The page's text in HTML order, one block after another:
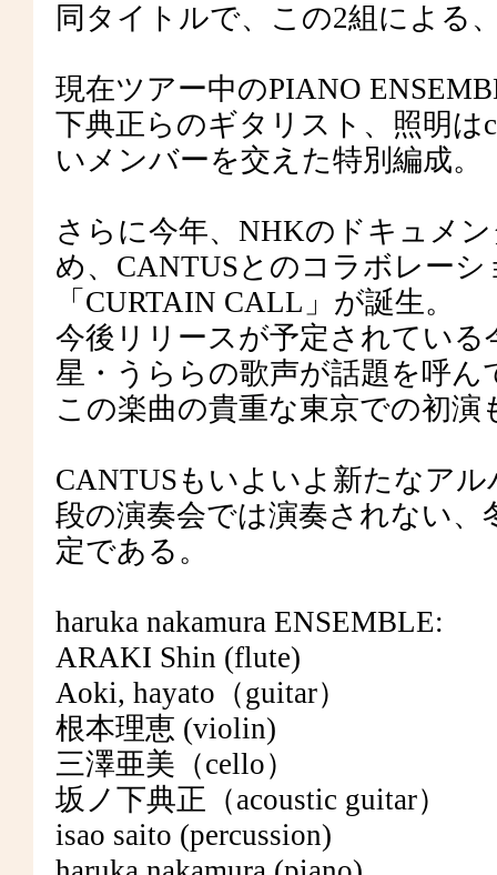
同タイトルで、この2組による
現在ツアー中のPIANO
下典正らのギタリスト、照明は
いメンバーを交えた特別編成。
さらに今年、NHKのドキュメ
め、CANTUSとのコラボレー
「CURTAIN CALL」が誕生。
今後リリースが予定されてい
星・うららの歌声が話題を呼ん
この楽曲の貴重な東京での初演
CANTUSもいよいよ新たなア
段の演奏会では演奏されない
定である。
haruka nakamura ENSEMBLE:
ARAKI Shin (flute)
Aoki, hayato（guitar）
根本理恵 (violin)
三澤亜美（cello）
坂ノ下典正（acoustic guitar）
isao saito (percussion)